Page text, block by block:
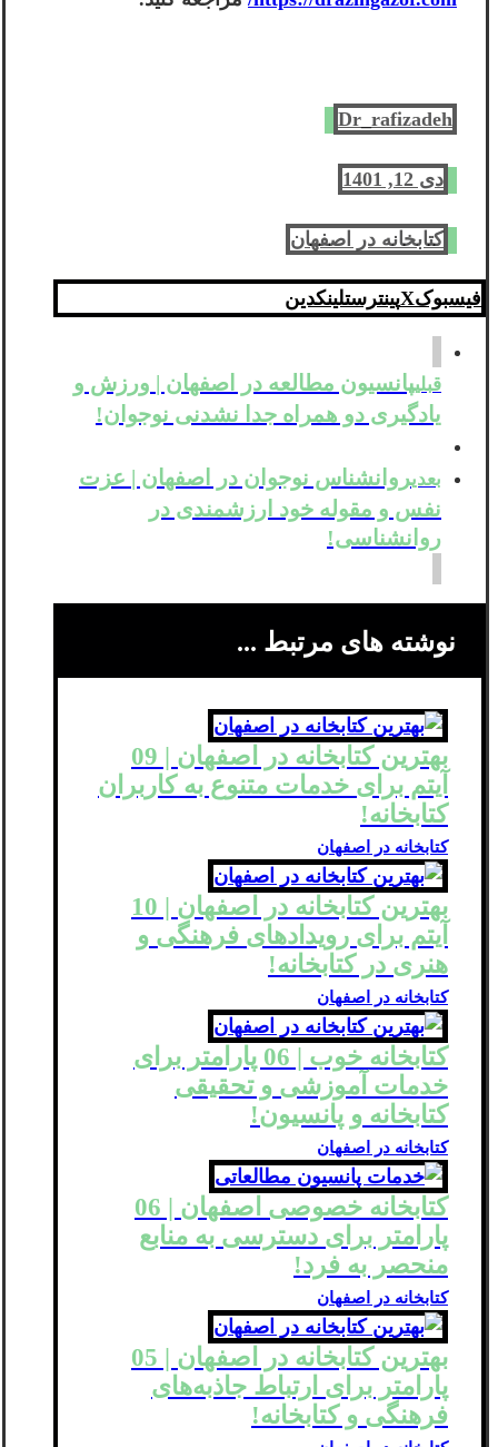
Dr_rafizadeh
دی 12, 1401
کتابخانه در اصفهان
فیسبوکXپینترستلینکدین
قبلیپانسیون مطالعه در اصفهان | ورزش و
یادگیری دو همراه جدا نشدنی نوجوان!
بعدیروانشناس نوجوان در اصفهان | عزت
نفس و مقوله خود ارزشمندی در
روانشناسی!
نوشته های مرتبط ...
بهترین کتابخانه در اصفهان | 09
آیتم برای خدمات متنوع به کاربران
کتابخانه!
کتابخانه در اصفهان
بهترین کتابخانه در اصفهان | 10
آیتم برای رویدادهای فرهنگی و
هنری در کتابخانه!
کتابخانه در اصفهان
کتابخانه خوب | 06 پارامتر برای
خدمات آموزشی و تحقیقی
کتابخانه‌ و پانسیون!
کتابخانه در اصفهان
کتابخانه خصوصی اصفهان | 06
پارامتر برای دسترسی به منابع
منحصر به فرد!
کتابخانه در اصفهان
بهترین کتابخانه در اصفهان | 05
پارامتر برای ارتباط جاذبه‌های
فرهنگی و کتابخانه!